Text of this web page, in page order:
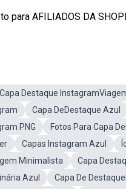
para AFILIADOS DA
Capa Destaque
Capa DeDestaque Azul
PNG
Fotos Para Capa
Capas Instagram Azul
Minimalista
Capa
Azul
Capa De